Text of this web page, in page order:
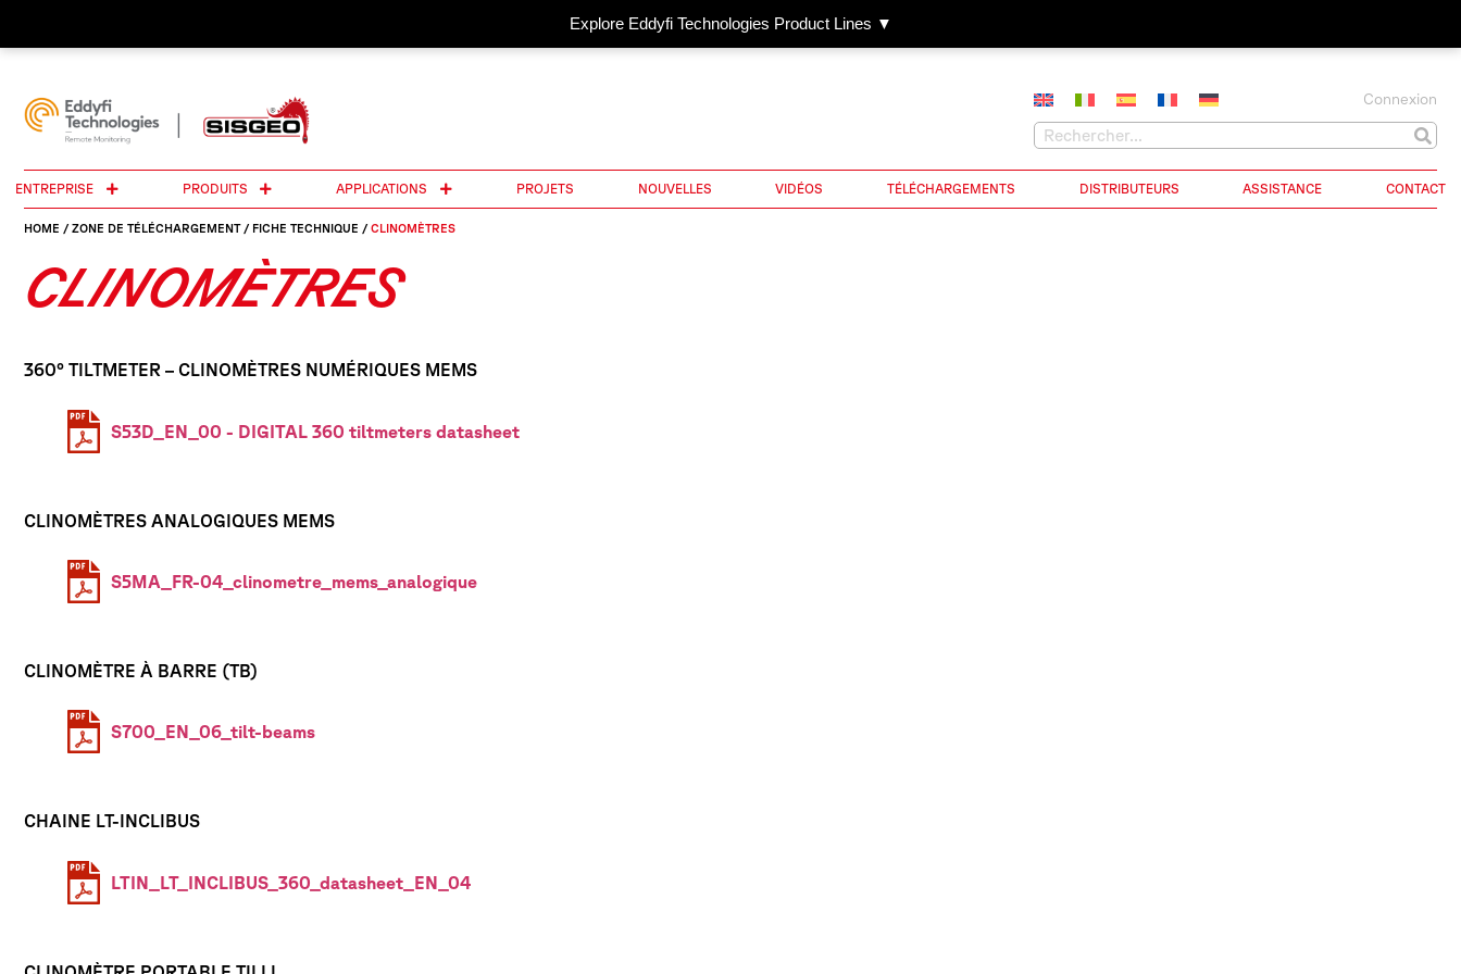
Explore Eddyfi Technologies Product Lines ▼
Connexion
ENTREPRISE PRODUITS APPLICATIONS PROJETS NOUVELLES VIDÉOS TÉLÉCHARGEMENTS DISTRIBUTEURS ASSISTANCE CONTACT
HOME / ZONE DE TÉLÉCHARGEMENT / FICHE TECHNIQUE / CLINOMÈTRES
CLINOMÈTRES
360° TILTMETER – CLINOMÈTRES NUMÉRIQUES MEMS
S53D_EN_00 - DIGITAL 360 tiltmeters datasheet
CLINOMÈTRES ANALOGIQUES MEMS
S5MA_FR-04_clinometre_mems_analogique
CLINOMÈTRE À BARRE (TB)
S700_EN_06_tilt-beams
CHAINE LT-INCLIBUS
LTIN_LT_INCLIBUS_360_datasheet_EN_04